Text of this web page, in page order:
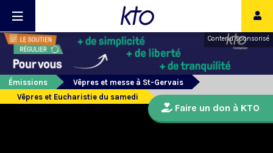
Contenu sponsorisé
Émissions
Vêpres et messe à St-Gervais
Vêpres et Eucharistie du samedi
Faire un don à KTO